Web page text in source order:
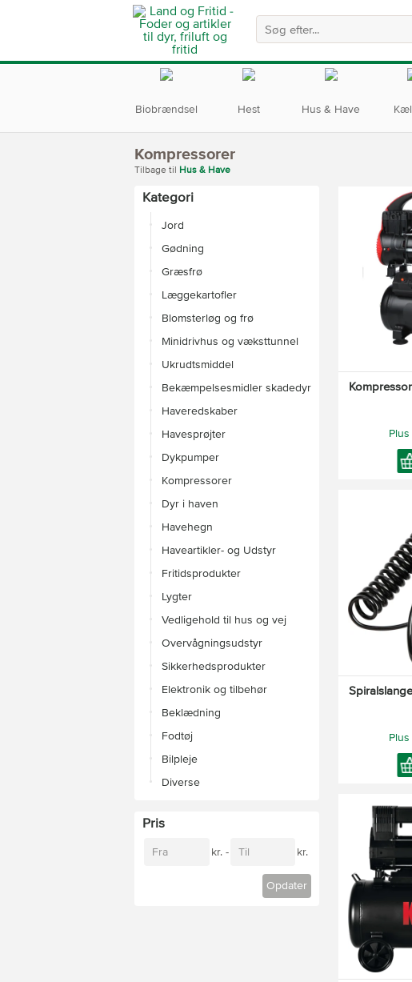
Biobrændsel Hest Hus & Have
Kompressorer
Tilbage til Hus & Have
Kategori
Jord
Gødning
Græsfrø
Læggekartofler
Blomsterløg og frø
Minidrivhus og væksttunnel
Ukrudtsmiddel
Bekæmpelsesmidler skadedyr
Haveredskaber
Havesprøjter
Dykpumper
Kompressorer
Dyr i haven
Havehegn
Haveartikler- og Udstyr
Fritidsprodukter
Lygter
Vedligehold til hus og vej
Overvågningsudstyr
Sikkerhedsprodukter
Elektronik og tilbehør
Beklædning
Fodtøj
Bilpleje
Diverse
Pris
Fra kr. - Til kr.
Opdater